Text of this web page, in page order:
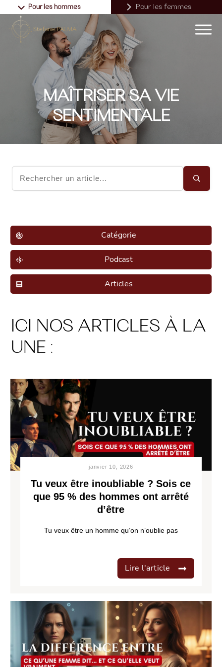
Pour les hommes Pour les femmes
MAÎTRISER SA VIE
SENTIMENTALE
Catégorie
Podcast
Articles
ICI NOS ARTICLES À LA
UNE :
janvier 10, 2026
Tu veux être inoubliable ? Sois ce
que 95 % des hommes ont arrêté
d’être
Tu veux être un homme qu’on n’oublie pas
Lire l'article